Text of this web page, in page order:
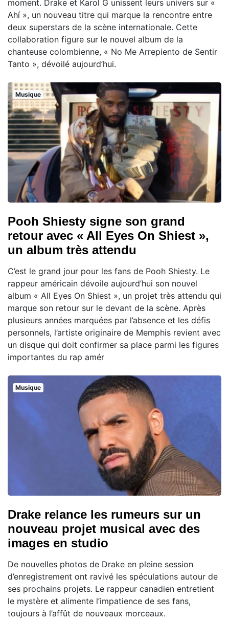
moment. Drake et Karol G unissent leurs univers sur «
Ahí », un nouveau titre qui marque la rencontre entre
deux superstars de la scène internationale. Cette
collaboration figure sur le nouvel album de la
chanteuse colombienne, « No Me Arrepiento de Sentir
Tanto », dévoilé aujourd’hui.
Musique
Pooh Shiesty signe son grand
retour avec « All Eyes On Shiest »,
un album très attendu
C’est le grand jour pour les fans de Pooh Shiesty. Le
rappeur américain dévoile aujourd’hui son nouvel
album « All Eyes On Shiest », un projet très attendu qui
marque son retour sur le devant de la scène. Après
plusieurs années marquées par l’absence et les défis
personnels, l’artiste originaire de Memphis revient avec
un disque qui doit confirmer sa place parmi les figures
importantes du rap amér
Musique
Drake relance les rumeurs sur un
nouveau projet musical avec des
images en studio
De nouvelles photos de Drake en pleine session
d’enregistrement ont ravivé les spéculations autour de
ses prochains projets. Le rappeur canadien entretient
le mystère et alimente l’impatience de ses fans,
toujours à l’affût de nouveaux morceaux.